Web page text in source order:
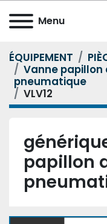
Menu
ÉQUIPEMENT
Vanne
pneumatique
VLV12
papillon